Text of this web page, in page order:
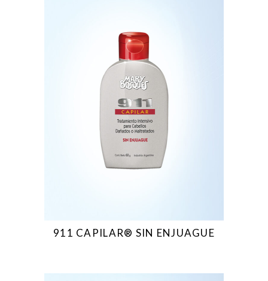
911 CAPILAR® SIN ENJUAGUE